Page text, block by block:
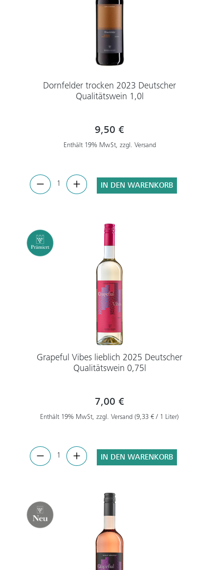
Dornfelder trocken 2023 Deutscher
Qualitätswein 1,0l
9,50 €
Enthält 19% MwSt, zzgl. Versand
IN DEN WARENKORB
Grapeful Vibes lieblich 2025 Deutscher
Qualitätswein 0,75l
7,00 €
Enthält 19% MwSt, zzgl. Versand (9,33 € / 1 Liter)
IN DEN WARENKORB